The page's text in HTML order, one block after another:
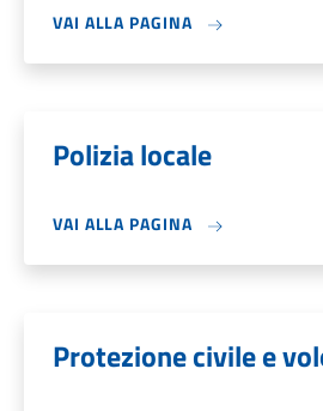
VAI ALLA PAGINA
Polizia locale
VAI ALLA PAGINA
Protezione civile e